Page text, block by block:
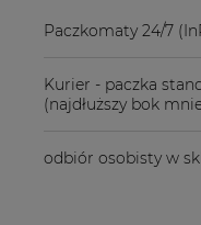
Paczkomaty 24/7
Kurier - paczka
(najdłuższy bok
odbiór osobisty w